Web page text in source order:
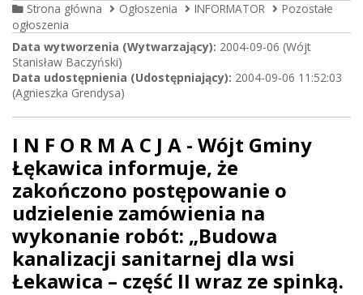
Strona główna Ogłoszenia INFORMATOR
Pozostałe
ogłoszenia
Data wytworzenia (Wytwarzający): 2004-09-06 (Wójt
Stanisław Baczyński)
Data udostępnienia (Udostępniający): 2004-09-06 11:52:03
(Agnieszka Grendysa)
I N F O R M A C J A - Wójt Gminy
Łękawica informuje, że
zakończono postępowanie o
udzielenie zamówienia na
wykonanie robót: „Budowa
kanalizacji sanitarnej dla wsi
Łekawica – część II wraz ze spinką.